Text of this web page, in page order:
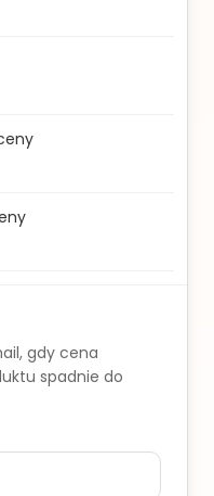
gdy cena
spadnie do